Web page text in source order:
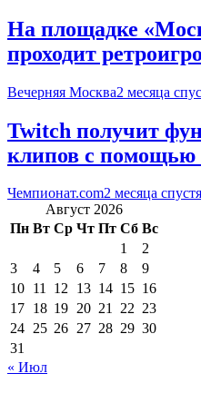
На площадке
проходит
Вечерняя Москва2 месяца
Twitch получит
клипов с помощью
Чемпионат.com2 месяца спустя
Август 2026
Пн Вт Ср Чт Пт Сб Вс
1
2
3
4 5 6 7 8
9
10 11 12 13 14 15 16
17 18 19 20 21 22 23
24 25 26 27 28 29 30
31
« Июл